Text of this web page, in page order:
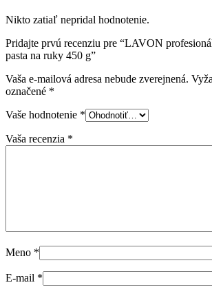
Nikto zatiaľ nepridal hodnotenie.
Pridajte prvú recenziu pre “LAVON
pasta na ruky 450 g”
Vaša e-mailová adresa nebude zverejnená.
označené *
Vaše hodnotenie *
Vaša recenzia *
Meno *
E-mail *